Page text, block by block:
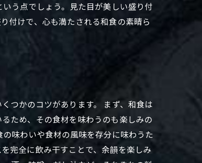
う点でしょう。見た目が美しい盛り付
付けで、心も満たされる和食の素晴ら
つかのコツがあります。 まず、和食は
ため、その食材を味わうのも楽しみの
味わいや食材の風味を存分に味わうた
完全に飲み干すことで、余韻を楽しみ